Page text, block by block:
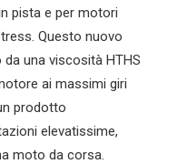
pista e per motori
Questo nuovo
una viscosità HTHS
ai massimi giri
prodotto
elevatissime,
moto da corsa.